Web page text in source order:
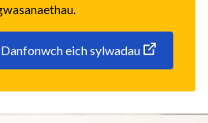
Danfonwch eich sylwadau